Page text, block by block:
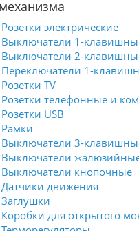
Розетки электрические
Выключатели 1-
Выключатели 2-
Переключатели 1-
Розетки TV
Розетки телефонные и
Розетки USB
Рамки
Выключатели 3-
Выключатели
Выключатели кнопочные
Датчики движения
Заглушки
Коробки для открытого